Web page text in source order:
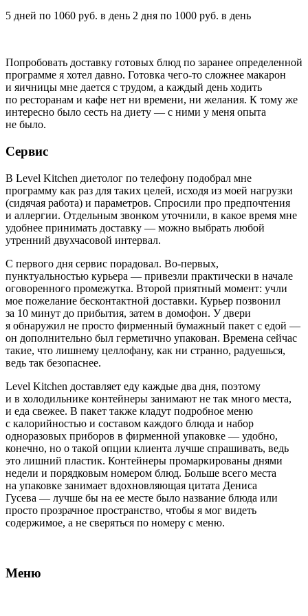
5 дней по 1060 руб. в день 2 дня по 1000 руб. в день
Попробовать доставку готовых блюд по заранее определенной
программе я хотел давно. Готовка чего-то сложнее макарон
и яичницы мне дается с трудом, а каждый день ходить
по ресторанам и кафе нет ни времени, ни желания. К тому же
интересно было сесть на диету — с ними у меня опыта
не было.
Сервис
В Level Kitchen диетолог по телефону подобрал мне
программу как раз для таких целей, исходя из моей нагрузки
(сидячая работа) и параметров. Спросили про предпочтения
и аллергии. Отдельным звонком уточнили, в какое время мне
удобнее принимать доставку — можно выбрать любой
утренний двухчасовой интервал.
С первого дня сервис порадовал. Во-первых,
пунктуальностью курьера — привезли практически в начале
оговоренного промежутка. Второй приятный момент: учли
мое пожелание бесконтактной доставки. Курьер позвонил
за 10 минут до прибытия, затем в домофон. У двери
я обнаружил не просто фирменный бумажный пакет с едой —
он дополнительно был герметично упакован. Времена сейчас
такие, что лишнему целлофану, как ни странно, радуешься,
ведь так безопаснее.
Level Kitchen доставляет еду каждые два дня, поэтому
и в холодильнике контейнеры занимают не так много места,
и еда свежее. В пакет также кладут подробное меню
с калорийностью и составом каждого блюда и набор
одноразовых приборов в фирменной упаковке — удобно,
конечно, но о такой опции клиента лучше спрашивать, ведь
это лишний пластик. Контейнеры промаркированы днями
недели и порядковым номером блюд. Больше всего места
на упаковке занимает вдохновляющая цитата Дениса
Гусева — лучше бы на ее месте было название блюда или
просто прозрачное пространство, чтобы я мог видеть
содержимое, а не сверяться по номеру с меню.
Меню